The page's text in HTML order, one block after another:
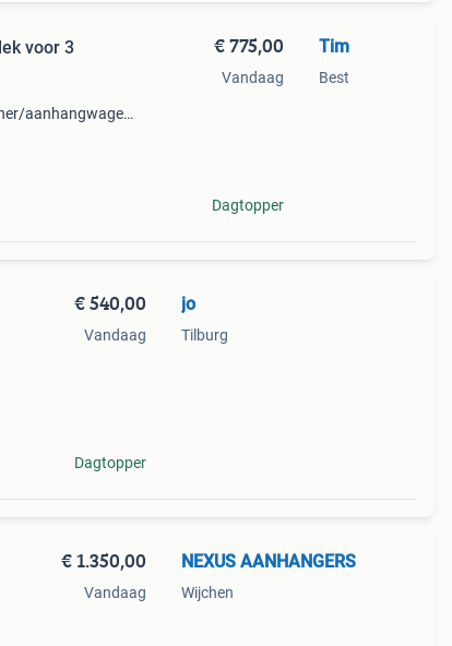
voor 3
aanhangwagen.
€ 775,00
Vandaag
Dagtopper
Tim
Best
€ 540,00
Vandaag
Dagtopper
jo
Tilburg
€ 1.350,00
Vandaag
NEXUS AANHANGERS
Wijchen